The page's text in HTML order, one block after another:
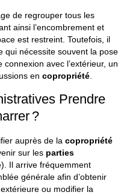
de regrouper tous les
ainsi l’encombrement et
est restreint. Toutefois, il
qui nécessite souvent la pose
connexion avec l’extérieur, un
en copropriété.
Prendre
?
auprès de la copropriété
sur les parties
Il arrive fréquemment
générale afin d’obtenir
ou modifier la